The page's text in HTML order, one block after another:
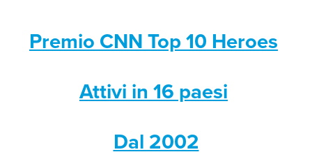
Premio CNN Top 10 Heroes
Attivi in 16 paesi
Dal 2002